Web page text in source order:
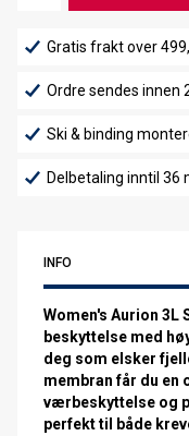
Gratis frakt over
Ordre sendes innen
Ski & binding
Delbetaling inntil 36
INFO
Women's Aurion 3L
beskyttelse med
deg som elsker
membran får du en
værbeskyttelse og
perfekt til både